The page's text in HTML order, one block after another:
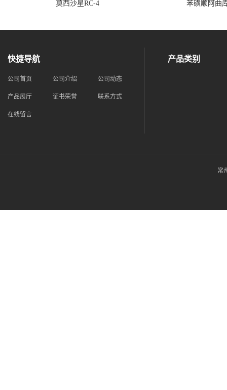
莫西沙星RC-4 苯磺顺阿曲
快捷导航
公司首页 公司介绍 公司动态
产品展厅 证书荣誉 联系方式
在线留言
产品类别
常